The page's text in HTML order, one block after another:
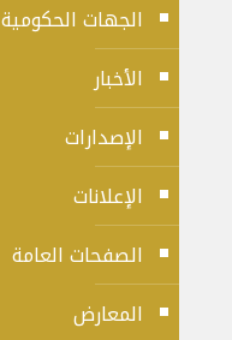
الجهات الحكومية
الأخبار
الإصدارات
الإعلانات
الصفحات العامة
المعارض